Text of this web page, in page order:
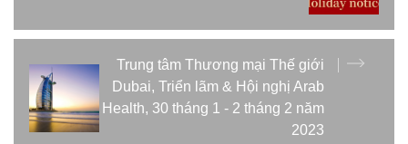
Trung tâm Thương mại Thế giới
Dubai, Triển lãm & Hội nghị Arab
Health, 30 tháng 1 - 2 tháng 2 năm
2023